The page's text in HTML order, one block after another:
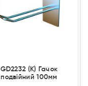
GD2232 (К) Гачок
подвійний 100мм